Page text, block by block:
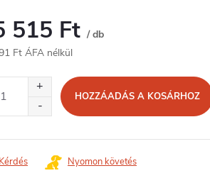
515 Ft / db
Ft ÁFA nélkül
HOZZÁADÁS A KOSÁRHOZ
Kérdés Nyomon követés